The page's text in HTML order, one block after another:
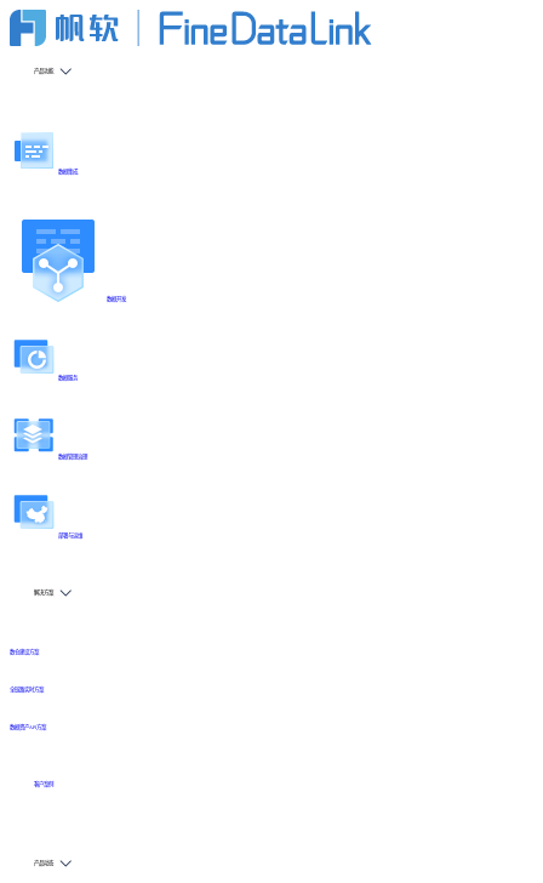
产品功能
数据集成
数据开发
数据服务
数据管理治理
部署与运维
解决方案
数仓建设方案
全链路实时方案
数据资产API方案
客户案例
产品动态